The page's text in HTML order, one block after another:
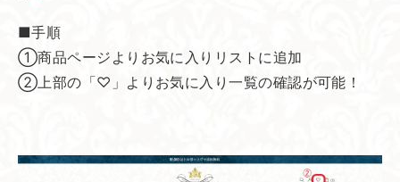
■手順
①商品ページよりお気に入りリストに追加
②上部の「♡」よりお気に入り一覧の確認が可能！